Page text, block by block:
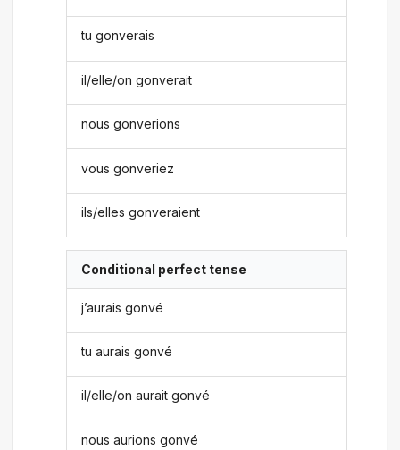
tu gonverais
il/elle/on gonverait
nous gonverions
vous gonveriez
ils/elles gonveraient
Conditional perfect tense
j’aurais gonvé
tu aurais gonvé
il/elle/on aurait gonvé
nous aurions gonvé